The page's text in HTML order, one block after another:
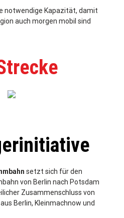
notwendige Kapazität, damit
auch morgen mobil sind
setzt sich für den
von Berlin nach Potsdam
Zusammenschluss von
Berlin, Kleinmachnow und